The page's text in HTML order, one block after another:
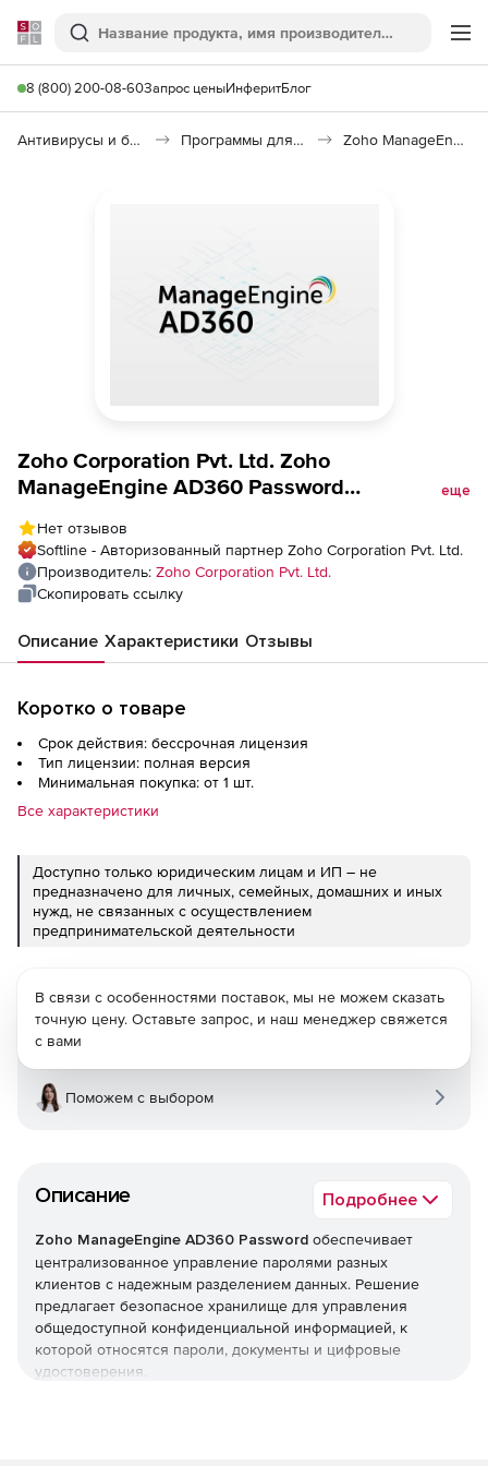
Softline
Поиск
8 (800) 200-08-60Запрос ценыИнферитБлог
Антивирусы и безопасность Программы для защиты информации Zoho ManageEngine AD360 Password
Zoho Corporation Pvt. Ltd. Zoho
ManageEngine AD360 Password
Professional Edition Modeler Single
Installation), fee for 50000 Domain Users
еще
Нет отзывов
Softline - Авторизованный партнер Zoho Corporation Pvt. Ltd.
Производитель: Zoho Corporation Pvt. Ltd.
Скопировать ссылку
Описание Характеристики Отзывы
Коротко о товаре
Срок действия: бессрочная лицензия
Тип лицензии: полная версия
Минимальная покупка: от 1 шт.
Все характеристики
Доступно только юридическим лицам и ИП – не
предназначено для личных, семейных, домашних и иных
нужд, не связанных с осуществлением
предпринимательской деятельности
Описание Подробнее
Zoho ManageEngine AD360 Password обеспечивает
централизованное управление паролями разных
клиентов с надежным разделением данных. Решение
предлагает безопасное хранилище для управления
общедоступной конфиденциальной информацией, к
которой относятся пароли, документы и цифровые
удостоверения.
В связи с особенностями поставок, мы не можем сказать
точную цену. Оставьте запрос, и наш менеджер свяжется
с вами
Поможем с выбором